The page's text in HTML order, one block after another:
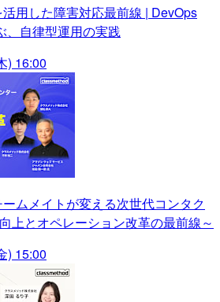
活用した障害対応最前線 | DevOps
、自律型運用の実践
) 16:00
ームメイトが変える次世代コンタク
上とオペレーション改革の最前線～
) 15:00